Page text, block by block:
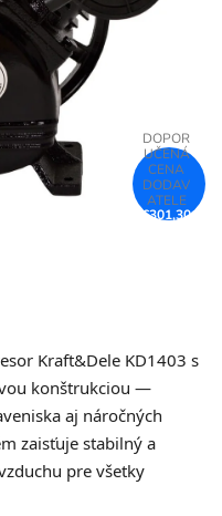
Kraft&Dele KD1403 s
konštrukciou —
aj náročných
zaisťuje stabilný a
pre všetky
€301,30